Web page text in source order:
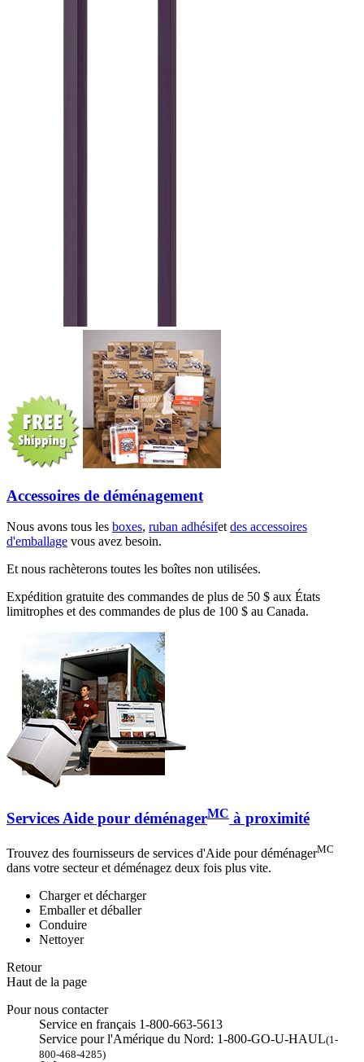
Accessoires de déménagement
Nous avons tous les boxes, ruban adhésifetdes accessoires
d'emballage vous avez besoin.
Et nous rachèterons toutes les boîtes non utilisées.
Expédition gratuite des commandes de plus de 50 $ aux États
limitrophes et des commandes de plus de 100 $ au Canada.
Services Aide pour déménagerMC à proximité
Trouvez des fournisseurs de services d'Aide pour déménagerMC
dans votre secteur et déménagez deux fois plus vite.
Charger et décharger
Emballer et déballer
Conduire
Nettoyer
Retour
Haut de la page
Pour nous contacter
Service en français 1-800-663-5613
Service pour l'Amérique du Nord: 1-800-GO-U-HAUL(1-
800-468-4285)